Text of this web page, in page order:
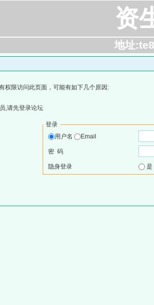
资
地址
权限访问此页面，可能有如下几个原因:
,请先登录论坛
登录
用户名
Email
密 码
隐身登录